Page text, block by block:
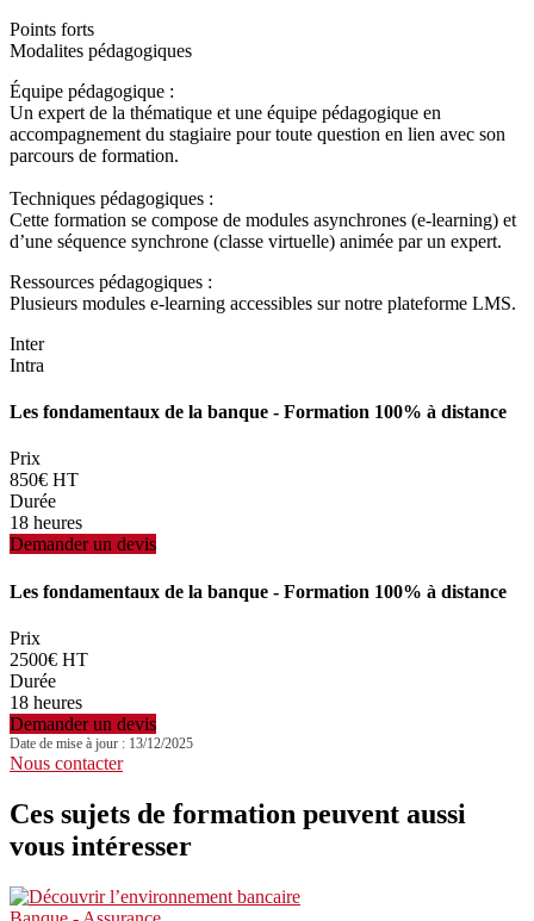
Points forts
Modalites pédagogiques
Équipe pédagogique :
Un expert de la thématique et une équipe pédagogique en
accompagnement du stagiaire pour toute question en lien avec son
parcours de formation.
Techniques pédagogiques :
Cette formation se compose de modules asynchrones (e-learning) et
d’une séquence synchrone (classe virtuelle) animée par un expert.
Ressources pédagogiques :
Plusieurs modules e-learning accessibles sur notre plateforme LMS.
Inter
Intra
Les fondamentaux de la banque - Formation 100% à distance
Prix
850€ HT
Durée
18 heures
Demander un devis
Les fondamentaux de la banque - Formation 100% à distance
Prix
2500€ HT
Durée
18 heures
Demander un devis
Date de mise à jour : 13/12/2025
Nous contacter
Ces sujets de formation peuvent aussi
vous intéresser